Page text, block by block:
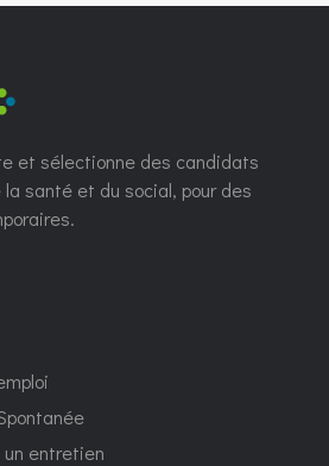
et sélectionne des candidats
santé et du social, pour des
un entretien